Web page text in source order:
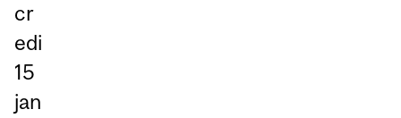
cr
edi
15
jan